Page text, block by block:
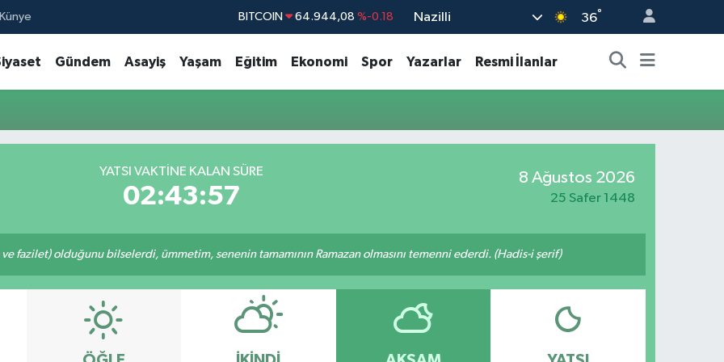
BITCOIN 64.944,08 %-0.18
GRAM ALTIN 6660.55 %0.03
Nazilli 36°
Gündem Asayiş Yaşam Eğitim Ekonomi Spor Yazarlar Resmi İlanlar
YATSI VAKTINE KALAN SÜRE
02:43:56
8 Ağustos 2026
25 Safer 1448
ve fazilet) olduğunu bilselerdi, ümmetim, senenin tamamının Ramazan olmasını temenni ederdi. (Hadis-i şerif)